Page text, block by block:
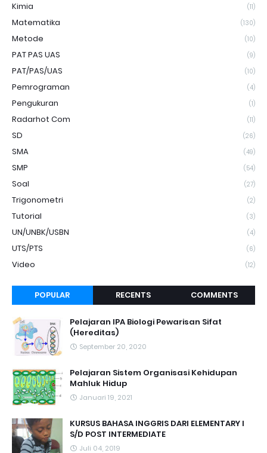
Kimia (11)
Matematika (130)
Metode (10)
PAT PAS UAS (9)
PAT/PAS/UAS (10)
Pemrograman (4)
Pengukuran (1)
Radarhot Com (11)
SD (26)
SMA (49)
SMP (54)
Soal (27)
Trigonometri (2)
Tutorial (3)
UN/UNBK/USBN (4)
UTS/PTS (6)
Video (12)
POPULAR RECENTS COMMENTS
Pelajaran IPA Biologi Pewarisan Sifat
(Hereditas)
September 20, 2020
Pelajaran Sistem Organisasi Kehidupan
Mahluk Hidup
Januari 19, 2021
KURSUS BAHASA INGGRIS DARI ELEMENTARY I
S/D POST INTERMEDIATE
Juli 04, 2019